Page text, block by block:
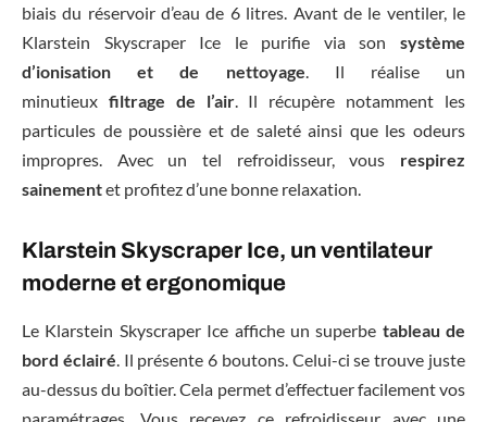
biais du réservoir d’eau de 6 litres. Avant de le ventiler, le
Klarstein Skyscraper Ice le purifie via son système
d’ionisation et de nettoyage. Il réalise un
minutieux filtrage de l’air. Il récupère notamment les
particules de poussière et de saleté ainsi que les odeurs
impropres. Avec un tel refroidisseur, vous respirez
sainementet profitez d’une bonne relaxation.
Klarstein Skyscraper Ice, un ventilateur
moderne et ergonomique
Le Klarstein Skyscraper Ice affiche un superbe tableau de
bord éclairé. Il présente 6 boutons. Celui-ci se trouve juste
au-dessus du boîtier. Cela permet d’effectuer facilement vos